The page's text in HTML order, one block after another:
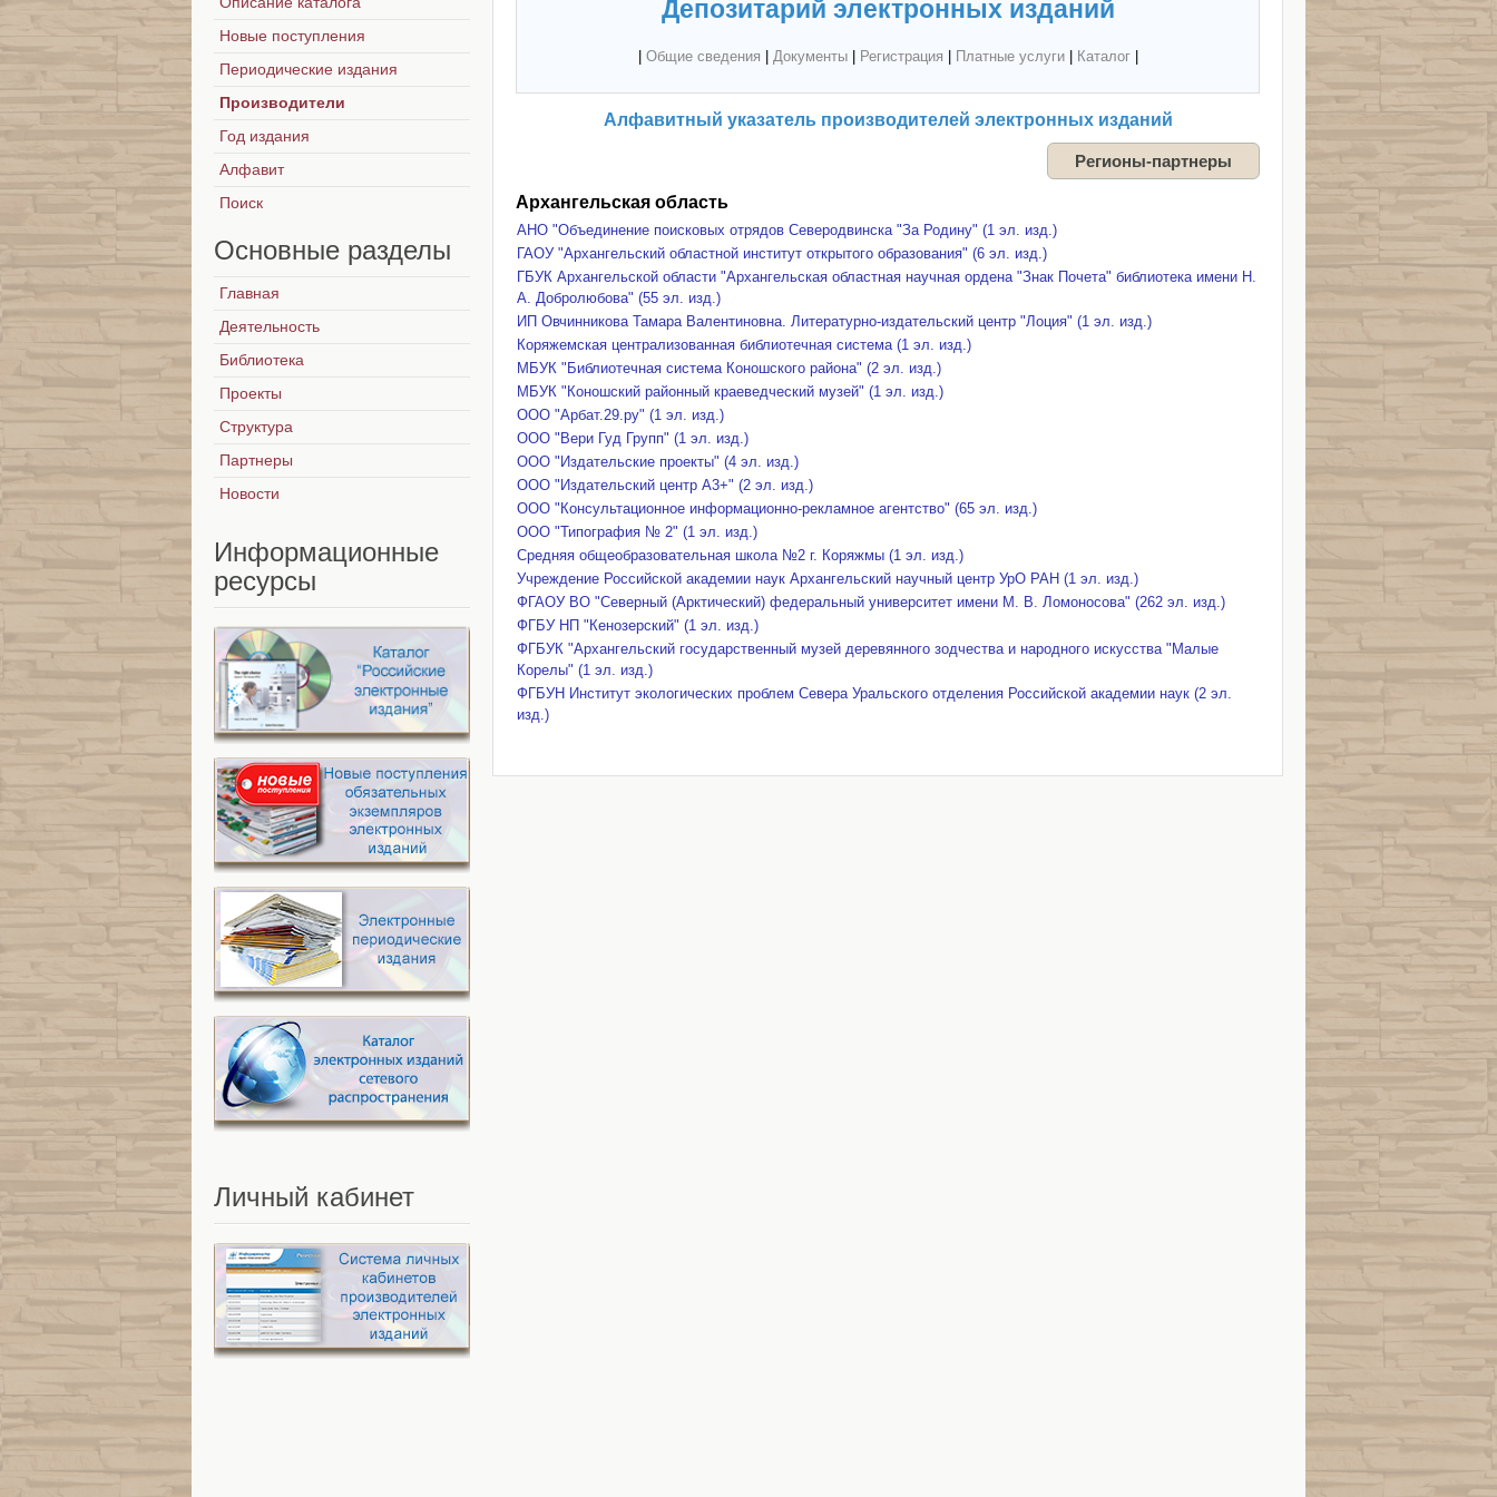
Депозитарий электронных изданий
Общие сведения Документы| Регистрация Платные услуги| Каталог|
Алфавитный указатель производителей электронных изданий
Регионы-партнеры
Архангельская область
АНО "Объединение поисковых отрядов Северодвинска "За Родину" (1 эл. изд.)
ГАОУ "Архангельский областной институт открытого образования" (6 эл. изд.)
ГБУК Архангельской области "Архангельская областная научная ордена "Знак Почета" библиотека имени Н.
А. Добролюбова" (55 эл. изд.)
ИП Овчинникова Тамара Валентиновна. Литературно-издательский центр "Лоция" (1 эл. изд.)
Коряжемская централизованная библиотечная система (1 эл. изд.)
МБУК "Библиотечная система Коношского района" (2 эл. изд.)
МБУК "Коношский районный краеведческий музей" (1 эл. изд.)
ООО "Арбат.29.ру" (1 эл. изд.)
ООО "Вери Гуд Групп" (1 эл. изд.)
ООО "Издательские проекты" (4 эл. изд.)
ООО "Издательский центр А3+" (2 эл. изд.)
ООО "Консультационное информационно-рекламное агентство" (65 эл. изд.)
ООО "Типография № 2" (1 эл. изд.)
Средняя общеобразовательная школа №2 г. Коряжмы (1 эл. изд.)
Учреждение Российской академии наук Архангельский научный центр УрО РАН (1 эл. изд.)
ФГАОУ ВО "Северный (Арктический) федеральный университет имени М. В. Ломоносова" (262 эл. изд.)
ФГБУ НП "Кенозерский" (1 эл. изд.)
ФГБУК "Архангельский государственный музей деревянного зодчества и народного искусства "Малые
Корелы" (1 эл. изд.)
ФГБУН Институт экологических проблем Севера Уральского отделения Российской академии наук (2 эл.
изд.)
Новые поступления
Периодические издания
Производители
Год издания
Алфавит
Поиск
Основные разделы
Главная
Деятельность
Библиотека
Проекты
Структура
Партнеры
Новости
Информационные
ресурсы
Личный кабинет